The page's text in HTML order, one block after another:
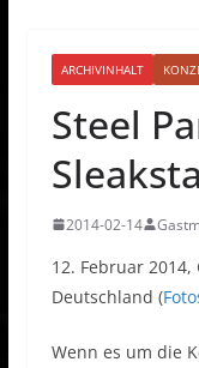
ARCHIVINHALT
Steel
2014-02-14
12. Februar
Deutschland (
Wenn es um die